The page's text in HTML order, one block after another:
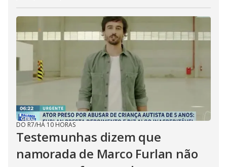
DO R7/HÁ 10 HORAS
Testemunhas dizem que
namorada de Marco Furlan não